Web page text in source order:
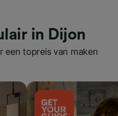
in Dijon
een topreis van maken